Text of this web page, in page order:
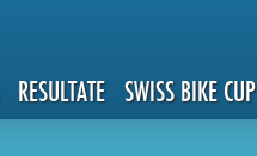
RESULTATE SWISS BIKE CUP